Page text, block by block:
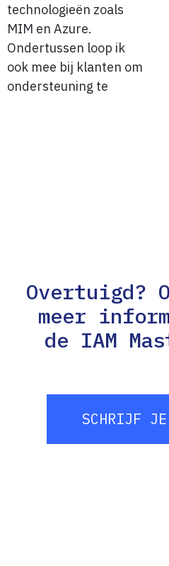
technologieën zoals
MIM en Azure.
Ondertussen loop ik
ook mee bij klanten om
ondersteuning te
Overtuigd?
meer
de IAM
SCHRIJF